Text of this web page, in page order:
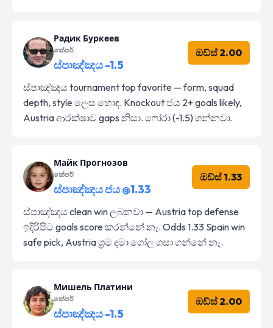
Радик Буркеев
කේපර්
ස්පාඤ්ඤය -1.5
ඔඩ්ස් 2.00
ස්පාඤ්ඤය tournament top favorite — form, squad
depth, style ලෙස හොඳ. Knockout ජය 2+ goals likely,
Austria ආරක්ෂාව gaps නිසා. ෆෝරා (-1.5) ගන්නවා.
Майк Прогнозов
කේපර්
ස්පාඤ්ඤය ජය @1.33
ඔඩ්ස් 1.33
ස්පාඤ්ඤය clean win ලබනවා — Austria top defense
ඉදිරිපිට goals score කරන්නේ නෑ. Odds 1.33 Spain win
safe pick, Austria ශ්‍රම දමා ගෝල ගසා ගන්නේ නෑ.
Мишель Платини
කේපර්
ස්පාඤ්ඤය -1.5
ඔඩ්ස් 2.00